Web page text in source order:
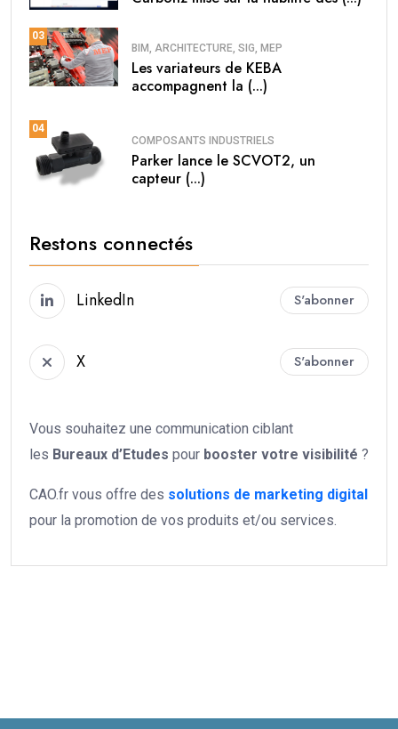
03
BIM, ARCHITECTURE, SIG, MEP
Les variateurs de KEBA
accompagnent la (...)
04
COMPOSANTS INDUSTRIELS
Parker lance le SCVOT2, un
capteur (...)
Restons connectés
LinkedIn S'abonner
X S'abonner
Vous souhaitez une communication ciblant
les Bureaux d’Etudes pour booster votre visibilité ?
CAO.fr vous offre des solutions de marketing digital
pour la promotion de vos produits et/ou services.